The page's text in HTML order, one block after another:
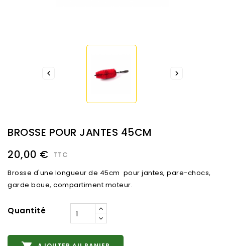
 
BROSSE POUR JANTES 45CM
20,00 €
TTC
Brosse d'une longueur de 45cm pour jantes, pare-chocs,
garde boue, compartiment moteur.
Quantité